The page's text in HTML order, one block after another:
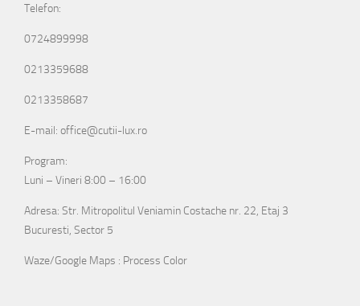
Telefon:
0724899998
0213359688
0213358687
E-mail: office@cutii-lux.ro
Program:
Luni – Vineri 8:00 – 16:00
Adresa: Str. Mitropolitul Veniamin Costache nr. 22, Etaj 3
Bucuresti, Sector 5
Waze/Google Maps : Process Color